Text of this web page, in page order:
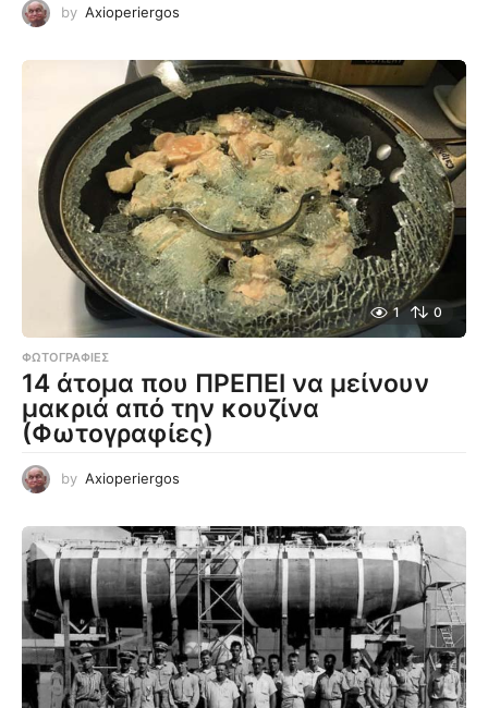
by Axioperiergos
1 0
ΦΩΤΟΓΡΑΦΊΕΣ
14 άτομα που ΠΡΕΠΕΙ να μείνουν
μακριά από την κουζίνα
(Φωτογραφίες)
by Axioperiergos